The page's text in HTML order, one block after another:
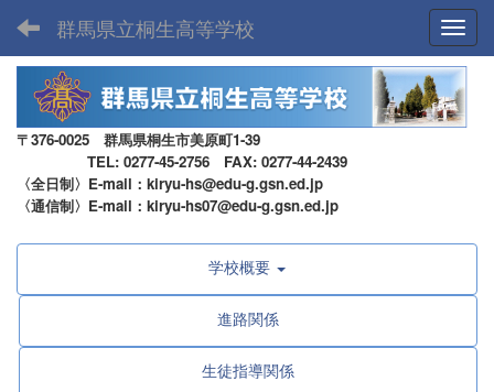
群馬県立桐生高等学校
〒376-0025 群馬県桐生市美原町1-39
TEL: 0277-45-2756 FAX: 0277-44-2439
〈全日制〉E-mail：kiryu-hs@edu-g.gsn.ed.jp
〈通信制〉E-mail：kiryu-hs07@edu-g.gsn.ed.jp
学校概要
進路関係
生徒指導関係